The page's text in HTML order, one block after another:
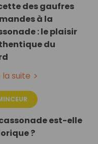
des gaufres
à la
: le plaisir
du
la suite
est-elle
?